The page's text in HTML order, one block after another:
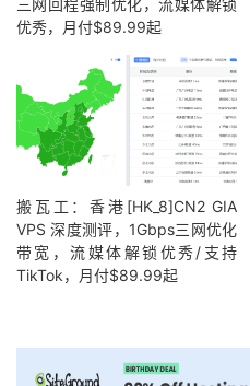
三网回程强制优化，流媒体解锁
优秀，月付$89.99起
搬瓦工：香港[HK_8]CN2 GIA
VPS 深度测评，1Gbps三网优化
带宽，流媒体解锁优秀/支持
TikTok，月付$89.99起